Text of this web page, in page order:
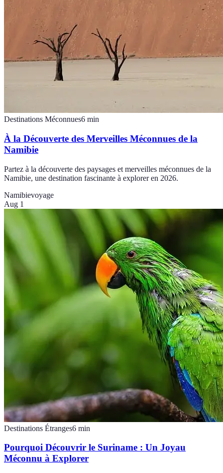
Destinations Méconnues6 min
À la Découverte des Merveilles Méconnues de la
Namibie
Partez à la découverte des paysages et merveilles méconnues de la
Namibie, une destination fascinante à explorer en 2026.
Namibievoyage
Aug 1
Destinations Étranges6 min
Pourquoi Découvrir le Suriname : Un Joyau
Méconnu à Explorer